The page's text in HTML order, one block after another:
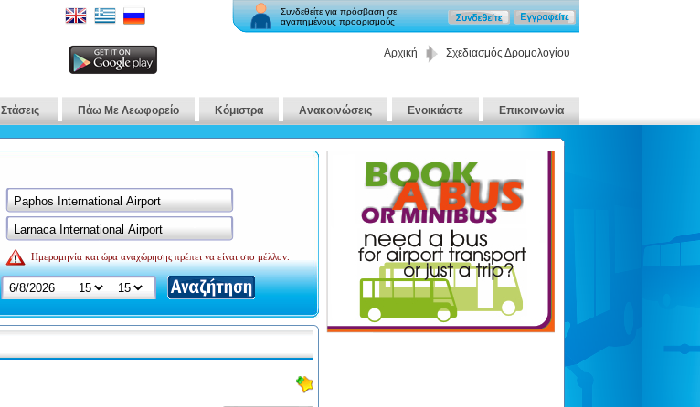
Συνδεθείτε για πρόσβαση σε
αγαπημένους προορισμούς
Αρχική Σχεδιασμός Δρομολογίου
Στάσεις Πάω Με Λεωφορείο Κόμιστρα Ανακοινώσεις Ενοικιάστε Επικοινωνία
Ημερομηνία και ώρα αναχώρησης πρέπει να είναι στο μέλλον.